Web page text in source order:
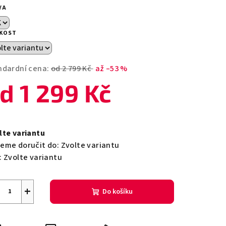
cena: od 2 799 Kč až –53 %
1 299 Kč
variantu
doručit do: Zvolte variantu
Zvolte variantu
+ Do košíku